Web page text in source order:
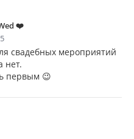
❤️
свадебных мероприятий
нет.
первым 😉